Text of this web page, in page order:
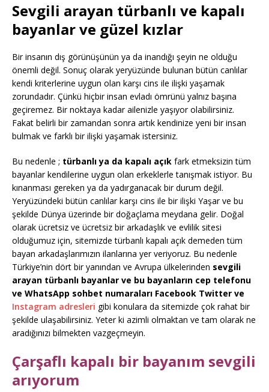
Sevgili arayan türbanlı ve kapalı
bayanlar ve güzel kızlar
Bir insanın dış görünüşünün ya da inandığı şeyin ne olduğu
önemli değil. Sonuç olarak yeryüzünde bulunan bütün canlılar
kendi kriterlerine uygun olan karşı cins ile ilişki yaşamak
zorundadır. Çünkü hiçbir insan evladı ömrünü yalnız başına
geçiremez. Bir noktaya kadar ailenizle yaşıyor olabilirsiniz.
Fakat belirli bir zamandan sonra artık kendinize yeni bir insan
bulmak ve farklı bir ilişki yaşamak istersiniz.
Bu nedenle ; türbanlı ya da kapalı açık fark etmeksizin tüm
bayanlar kendilerine uygun olan erkeklerle tanışmak istiyor. Bu
kınanması gereken ya da yadırganacak bir durum değil.
Yeryüzündeki bütün canlılar karşı cins ile bir ilişki Yaşar ve bu
şekilde Dünya üzerinde bir doğaçlama meydana gelir. Doğal
olarak ücretsiz ve ücretsiz bir arkadaşlık ve evlilik sitesi
olduğumuz için, sitemizde türbanlı kapalı açık demeden tüm
bayan arkadaşlarımızın ilanlarına yer veriyoruz. Bu nedenle
Türkiye’nin dört bir yanından ve Avrupa ülkelerinden sevgili
arayan türbanlı bayanlar ve bu bayanların cep telefonu
ve WhatsApp sohbet numaraları Facebook Twitter ve
Instagram adresleri gibi konulara da sitemizde çok rahat bir
şekilde ulaşabilirsiniz. Yeter ki azimli olmaktan ve tam olarak ne
aradığınızı bilmekten vazgeçmeyin.
Çarşaflı kapalı bir bayanım sevgili
arıyorum